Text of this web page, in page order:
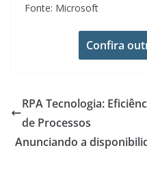
Fonte: Microsoft
Confira
RPA Tecnologia:
de Processos
Anunciando a